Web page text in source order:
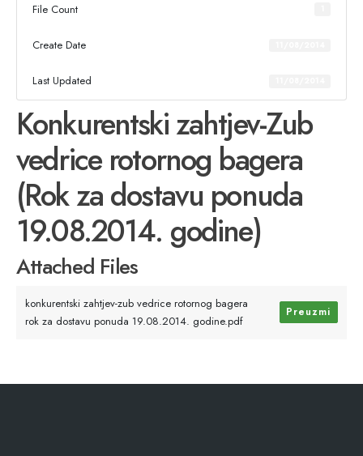
File Count
Create Date
Last Updated
Konkurentski zahtjev-Zub
vedrice rotornog bagera
(Rok za dostavu ponuda
19.08.2014. godine)
Attached Files
konkurentski zahtjev-zub vedrice rotornog bagera
rok za dostavu ponuda 19.08.2014. godine.pdf
Preuzmi